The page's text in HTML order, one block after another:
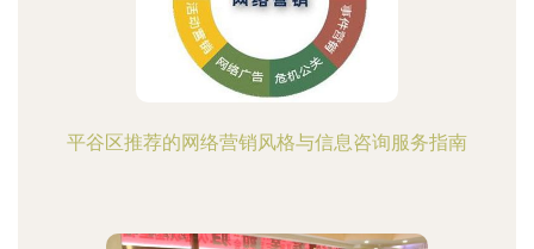
平谷区推荐的网络营销风格与信息咨询服务指南